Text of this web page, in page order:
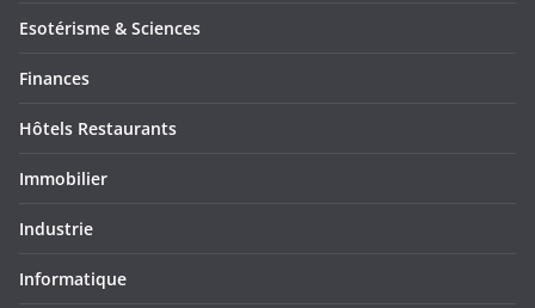
Esotérisme & Sciences
Finances
Hôtels Restaurants
Immobilier
Industrie
Informatique